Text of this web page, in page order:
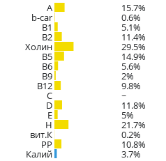
A
15.7%
b-car 0.6%
В1 5.1%
B2 11.4%
Холин 29.5%
B5 14.9%
B6 5.6%
B9 2%
B12 9.8%
C ~
D 11.8%
E 5%
H 21.7%
вит.К 0.2%
PP 10.8%
Калий 3.7%